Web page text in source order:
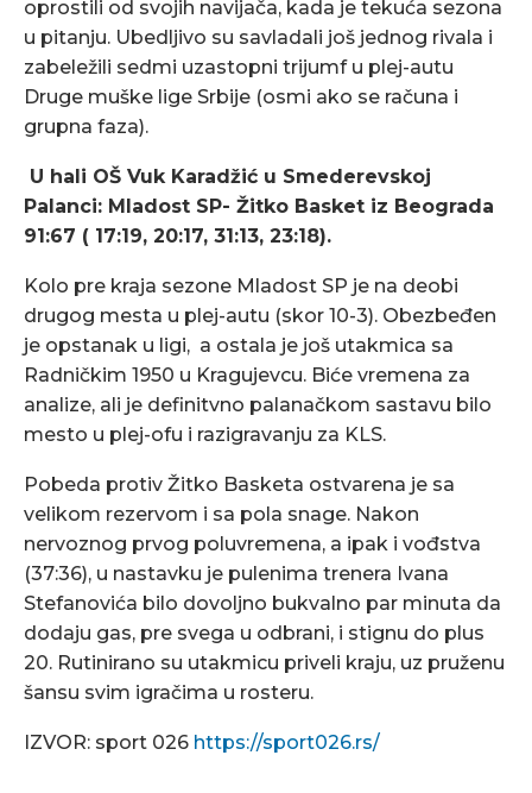
oprostili od svojih navijača, kada je tekuća sezona
u pitanju. Ubedljivo su savladali još jednog rivala i
zabeležili sedmi uzastopni trijumf u plej-autu
Druge muške lige Srbije (osmi ako se računa i
grupna faza).
U hali OŠ Vuk Karadžić u Smederevskoj
Palanci: Mladost SP- Žitko Basket iz Beograda
91:67 ( 17:19, 20:17, 31:13, 23:18).
Kolo pre kraja sezone Mladost SP je na deobi
drugog mesta u plej-autu (skor 10-3). Obezbeđen
je opstanak u ligi, a ostala je još utakmica sa
Radničkim 1950 u Kragujevcu. Biće vremena za
analize, ali je definitvno palanačkom sastavu bilo
mesto u plej-ofu i razigravanju za KLS.
Pobeda protiv Žitko Basketa ostvarena je sa
velikom rezervom i sa pola snage. Nakon
nervoznog prvog poluvremena, a ipak i vođstva
(37:36), u nastavku je pulenima trenera Ivana
Stefanovića bilo dovoljno bukvalno par minuta da
dodaju gas, pre svega u odbrani, i stignu do plus
20. Rutinirano su utakmicu priveli kraju, uz pruženu
šansu svim igračima u rosteru.
IZVOR: sport 026 https://sport026.rs/